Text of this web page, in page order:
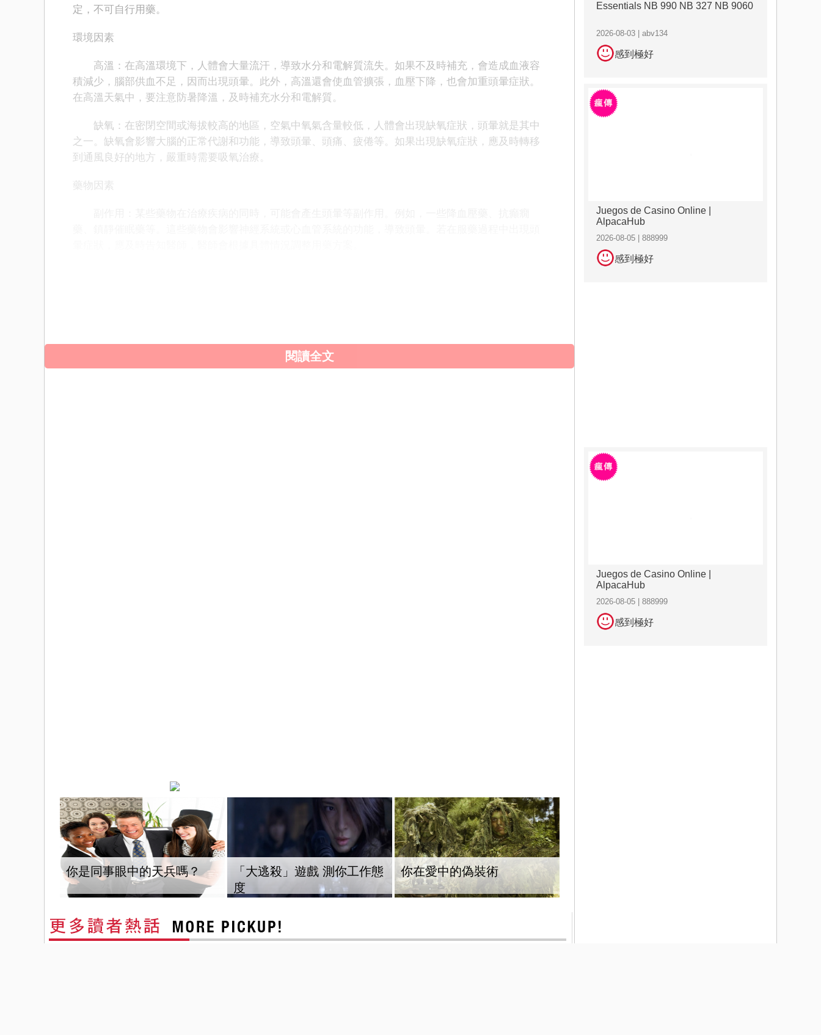
定，不可自行用藥。
環境因素
高溫：在高溫環境下，人體會大量流汗，導致水分和電解質流失。如果不及時補充，會造成血液容
積減少，腦部供血不足，因而出現頭暈。此外，高溫還會使血管擴張，血壓下降，也會加重頭暈症狀。
在高溫天氣中，要注意防暑降溫，及時補充水分和電解質。
缺氧：在密閉空間或海拔較高的地區，空氣中氧氣含量較低，人體會出現缺氧症狀，頭暈就是其中
之一。缺氧會影響大腦的正常代謝和功能，導致頭暈、頭痛、疲倦等。如果出現缺氧症狀，應及時轉移
到通風良好的地方，嚴重時需要吸氧治療。
藥物因素
閱讀全文
你是同事眼中的天兵嗎？
「大逃殺」遊戲 測你工作態
度
你在愛中的偽裝術
Essentials NB 990 NB 327 NB 9060
2026-08-03 | abv134
感到極好
Juegos de Casino Online |
AlpacaHub
2026-08-05 | 888999
感到極好
Juegos de Casino Online |
AlpacaHub
2026-08-05 | 888999
感到極好